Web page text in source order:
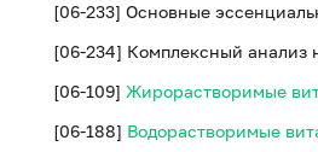
[06-233] Основные
[06-234] Комплексный анализ
[06-109] Жирорастворимые
[06-188] Водорастворимые